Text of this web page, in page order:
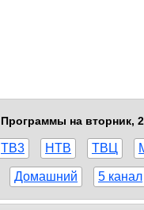
Программы на вторник,
ТВ3 НТВ ТВЦ
Домашний 5 канал